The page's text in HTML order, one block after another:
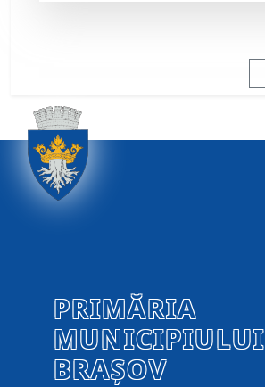
PRIMĂRIA
MUNICIPIULUI
BRAȘOV